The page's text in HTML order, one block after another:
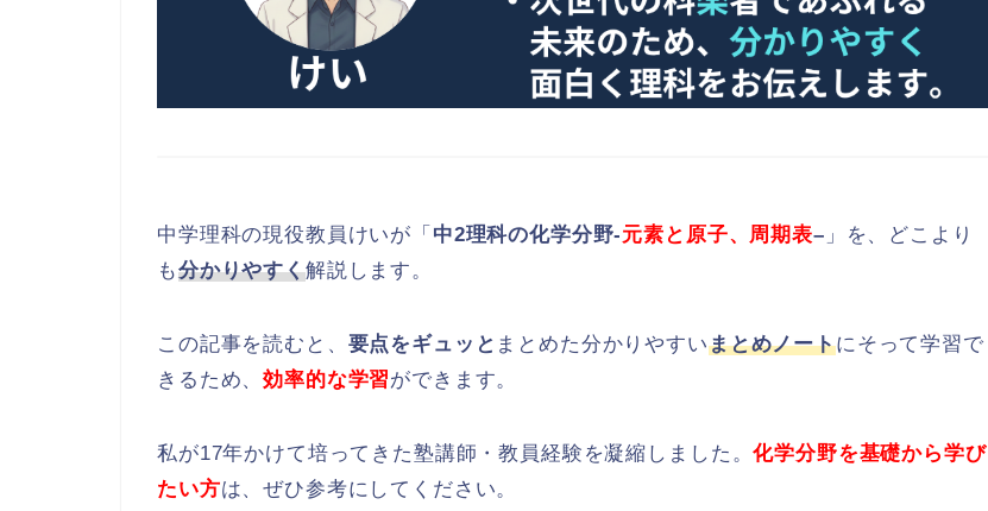
中学理科の現役教員けいが「 中2理科の化学分野-元素と原子、周期表– 」を、どこより
も分かりやすく解説します。
この記事を読むと、 要点をギュッと まとめた分かりやすいまとめノートにそって学習で
きるため、効率的な学習ができます。
私が17年かけて培ってきた塾講師・教員経験を凝縮しました。化学分野を基礎から学び
たい方は、ぜひ参考にしてください。